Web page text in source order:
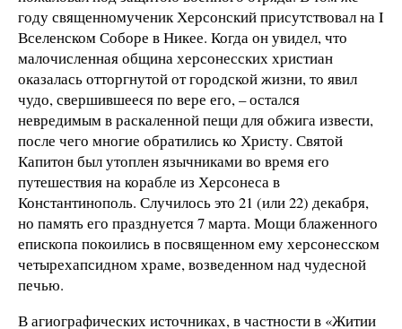
году священномученик Херсонский присутствовал на I
Вселенском Соборе в Никее. Когда он увидел, что
малочисленная община херсонесских христиан
оказалась отторгнутой от городской жизни, то явил
чудо, свершившееся по вере его, – остался
невредимым в раскаленной пещи для обжига извести,
после чего многие обратились ко Христу. Святой
Капитон был утоплен язычниками во время его
путешествия на корабле из Херсонеса в
Константинополь. Случилось это 21 (или 22) декабря,
но память его празднуется 7 марта. Мощи блаженного
епископа покоились в посвященном ему херсонесском
четырехапсидном храме, возведенном над чудесной
печью.
В агиографических источниках, в частности в «Житии